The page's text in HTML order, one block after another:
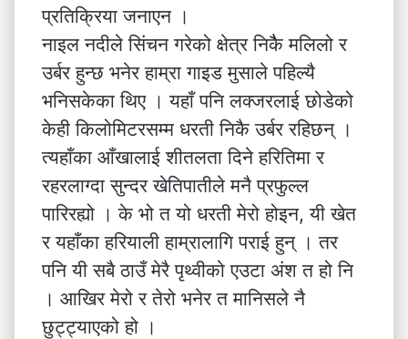
प्रतिक्रिया जनाएन ।
नाइल नदीले सिंचन गरेको क्षेत्र निकैै मलिलो र
उर्बर हुन्छ भनेर हाम्रा गाइड मुसाले पहिल्यै
भनिसकेका थिए । यहाँ पनि लक्जरलाई छोडेको
केही किलोमिटरसम्म धरती निकै उर्बर रहिछन् ।
त्यहाँका आँखालाई शीतलता दिने हरितिमा र
रहरलाग्दा सुन्दर खेतिपातीले मनै प्रफुल्ल
पारिरह्यो । के भो त यो धरती मेरो होइन, यी खेत
र यहाँका हरियाली हाम्रालागि पराई हुन् । तर
पनि यी सबै ठाउँ मेरै पृथ्वीको एउटा अंश त हो नि
। आखिर मेरो र तेरो भनेर त मानिसले नै
छुट्ट्याएको हो ।